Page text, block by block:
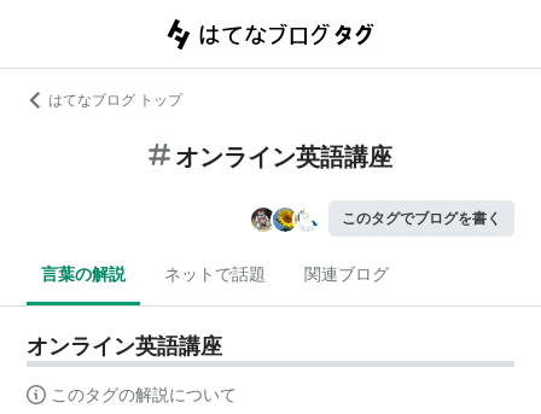
はてなブログ トップ
オンライン英語講座
このタグでブログを書く
言葉の解説 ネットで話題 関連ブログ
オンライン英語講座
このタグの解説について